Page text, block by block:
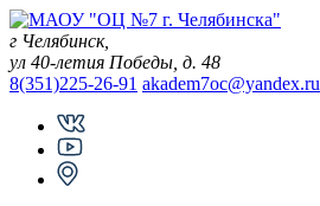
Skip
to
content
г Челябинск,
ул 40-летия Победы, д. 48
8(351)225-26-91 akadem7oc@yandex.ru